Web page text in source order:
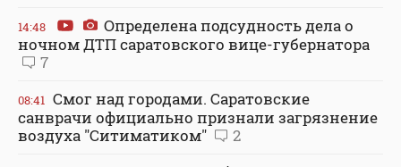
14:48
Определена подсудность дела о
ночном ДТП саратовского вице-губернатора
7
08:41 Смог над городами. Саратовские
санврачи официально признали загрязнение
воздуха "Ситиматиком"
2